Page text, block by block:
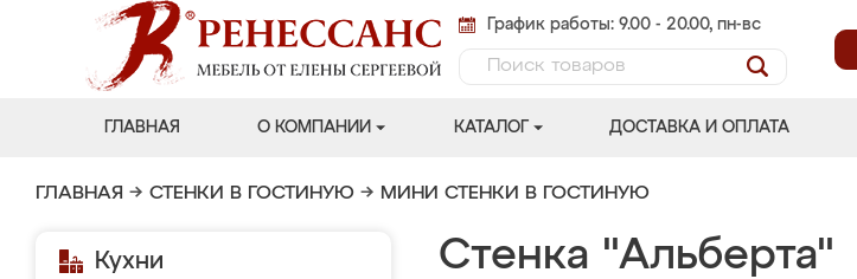
График работы: 9.00 - 20.00, пн-вс
ГЛАВНАЯ О КОМПАНИИ КАТАЛОГ ДОСТАВКА И ОПЛАТА
ГЛАВНАЯ → СТЕНКИ В ГОСТИНУЮ → МИНИ СТЕНКИ В ГОСТИНУЮ
Кухни Стенка "Альберта"